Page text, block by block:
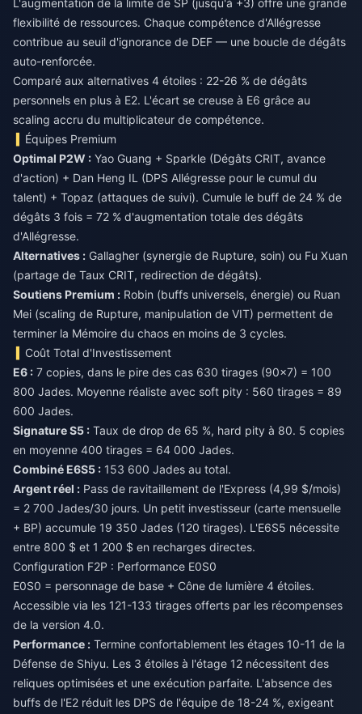
L'augmentation de la limite de SP (jusqu'à +3) offre une grande
flexibilité de ressources. Chaque compétence d'Allégresse
contribue au seuil d'ignorance de DEF — une boucle de dégâts
auto-renforcée.
Comparé aux alternatives 4 étoiles : 22-26 % de dégâts
personnels en plus à E2. L'écart se creuse à E6 grâce au
scaling accru du multiplicateur de compétence.
Équipes Premium
Optimal P2W : Yao Guang + Sparkle (Dégâts CRIT, avance
d'action) + Dan Heng IL (DPS Allégresse pour le cumul du
talent) + Topaz (attaques de suivi). Cumule le buff de 24 % de
dégâts 3 fois = 72 % d'augmentation totale des dégâts
d'Allégresse.
Alternatives : Gallagher (synergie de Rupture, soin) ou Fu Xuan
(partage de Taux CRIT, redirection de dégâts).
Soutiens Premium : Robin (buffs universels, énergie) ou Ruan
Mei (scaling de Rupture, manipulation de VIT) permettent de
terminer la Mémoire du chaos en moins de 3 cycles.
Coût Total d'Investissement
E6 : 7 copies, dans le pire des cas 630 tirages (90×7) = 100
800 Jades. Moyenne réaliste avec soft pity : 560 tirages = 89
600 Jades.
Signature S5 : Taux de drop de 65 %, hard pity à 80. 5 copies
en moyenne 400 tirages = 64 000 Jades.
Combiné E6S5 : 153 600 Jades au total.
Argent réel : Pass de ravitaillement de l'Express (4,99 $/mois)
= 2 700 Jades/30 jours. Un petit investisseur (carte mensuelle
+ BP) accumule 19 350 Jades (120 tirages). L'E6S5 nécessite
entre 800 $ et 1 200 $ en recharges directes.
Configuration F2P : Performance E0S0
E0S0 = personnage de base + Cône de lumière 4 étoiles.
Accessible via les 121-133 tirages offerts par les récompenses
de la version 4.0.
Performance : Termine confortablement les étages 10-11 de la
Défense de Shiyu. Les 3 étoiles à l'étage 12 nécessitent des
reliques optimisées et une exécution parfaite. L'absence des
buffs de l'E2 réduit les DPS de l'équipe de 18-24 %, exigeant